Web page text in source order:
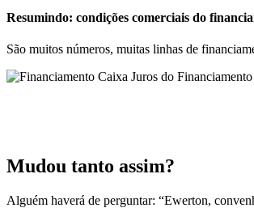
Resumindo: condições comerciais do
São muitos números, muitas linhas de
Juros do
Mudou tanto assim?
Alguém haverá de perguntar: “Ewerton,